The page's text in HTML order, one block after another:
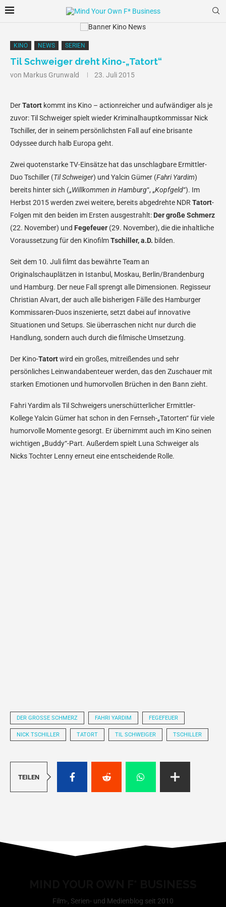
KINO NEWS SERIEN
Til Schweiger dreht Kino-„Tatort“
von Markus Grunwald 23. Juli 2015
DerTatort kommt ins Kino – actionreicher und aufwändiger als je
zuvor: Til Schweiger spielt wieder Kriminalhauptkommissar Nick
Tschiller, der in seinem persönlichsten Fall auf eine brisante
Odyssee durch halb Europa geht.
Zwei quotenstarke TV-Einsätze hat das unschlagbare Ermittler-
Duo Tschiller (Til Schweiger) und Yalcin Gümer (Fahri Yardim)
bereits hinter sich („Willkommen in Hamburg“, „Kopfgeld“). Im
Herbst 2015 werden zwei weitere, bereits abgedrehte NDR Tatort-
Folgen mit den beiden im Ersten ausgestrahlt: Der große Schmerz
(22. November) und Fegefeuer (29. November), die die inhaltliche
Voraussetzung für den KinofilmTschiller, a.D. bilden.
Seit dem 10. Juli filmt das bewährte Team an
Originalschauplätzen in Istanbul, Moskau, Berlin/Brandenburg
und Hamburg. Der neue Fall sprengt alle Dimensionen. Regisseur
Christian Alvart, der auch alle bisherigen Fälle des Hamburger
Kommissaren-Duos inszenierte, setzt dabei auf innovative
Situationen und Setups. Sie überraschen nicht nur durch die
Handlung, sondern auch durch die filmische Umsetzung.
Der Kino-Tatortwird ein großes, mitreißendes und sehr
persönliches Leinwandabenteuer werden, das den Zuschauer mit
starken Emotionen und humorvollen Brüchen in den Bann zieht.
Fahri Yardim als Til Schweigers unerschütterlicher Ermittler-
Kollege Yalcin Gümer hat schon in den Fernseh-„Tatorten“ für viele
humorvolle Momente gesorgt. Er übernimmt auch im Kino seinen
wichtigen „Buddy“-Part. Außerdem spielt Luna Schweiger als
Nicks Tochter Lenny erneut eine entscheidende Rolle.
DER GROSSE SCHMERZ FAHRI YARDIM FEGEFEUER
NICK TSCHILLER TATORT TIL SCHWEIGER TSCHILLER
TEILEN
Film-, Serien- und Medienblog seit 2010